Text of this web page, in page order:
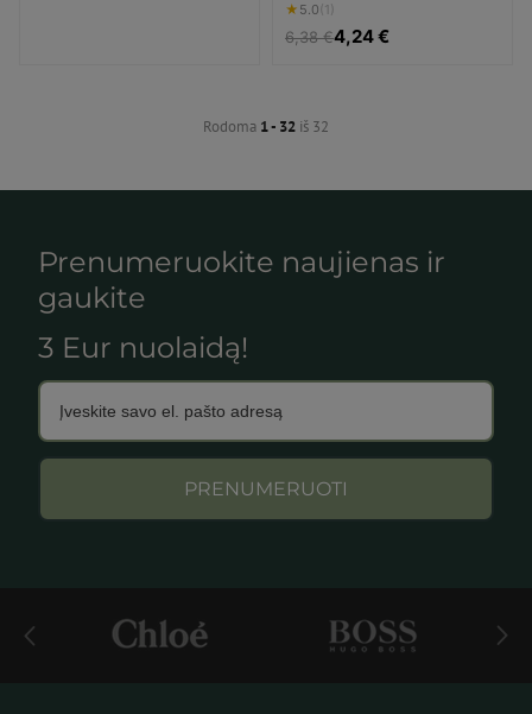
★ 5.0(1)
6,38 €4,24 €
Rodoma 1 - 32 iš 32
Prenumeruokite naujienas ir
gaukite
3 Eur nuolaidą!
PRENUMERUOTI